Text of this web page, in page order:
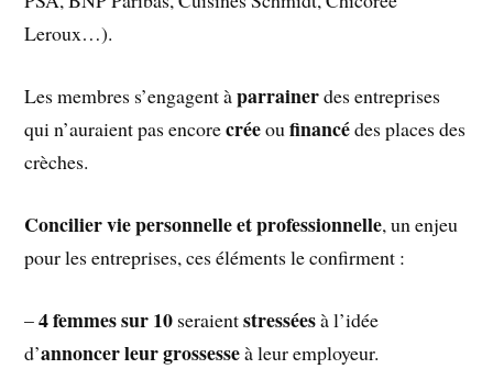
Leroux…).
Les membres s’engagent àparrainerdes entreprises
qui n’auraient pas encorecréeoufinancédes places des
crèches.
Concilier vie personnelle et professionnelle, un enjeu
pour les entreprises, ces éléments le confirment :
–4 femmes sur 10 seraientstresséesà l’idée
d’annoncer leur grossesseà leur employeur.